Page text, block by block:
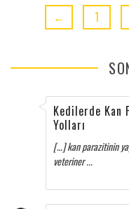
← 1
Kedilerde
Yolları
[…] kan parazitinin
veteriner ...